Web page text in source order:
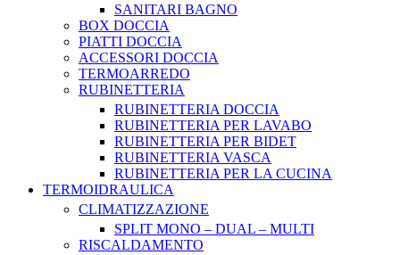
SANITARI BAGNO
BOX DOCCIA
PIATTI DOCCIA
ACCESSORI DOCCIA
TERMOARREDO
RUBINETTERIA
RUBINETTERIA DOCCIA
RUBINETTERIA PER LAVABO
RUBINETTERIA PER BIDET
RUBINETTERIA VASCA
RUBINETTERIA PER LA CUCINA
TERMOIDRAULICA
CLIMATIZZAZIONE
SPLIT MONO – DUAL – MULTI
RISCALDAMENTO